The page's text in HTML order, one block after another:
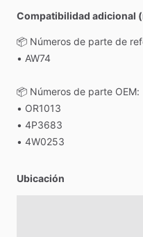
Compatibilidad adicional
📦 Números de parte de
• AW74
📦 Números de parte OEM:
• OR1013
• 4P3683
• 4W0253
Ubicación